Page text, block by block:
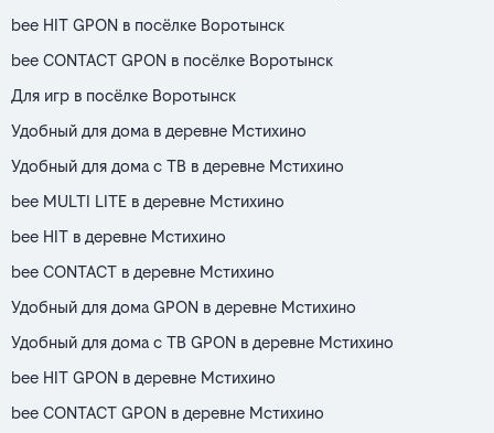
bee HIT GPON в посёлке Воротынск
bee CONTACT GPON в посёлке Воротынск
Для игр в посёлке Воротынск
Удобный для дома в деревне Мстихино
Удобный для дома с ТВ в деревне Мстихино
bee MULTI LITE в деревне Мстихино
bee HIT в деревне Мстихино
bee CONTACT в деревне Мстихино
Удобный для дома GPON в деревне Мстихино
Удобный для дома с ТВ GPON в деревне Мстихино
bee HIT GPON в деревне Мстихино
bee CONTACT GPON в деревне Мстихино